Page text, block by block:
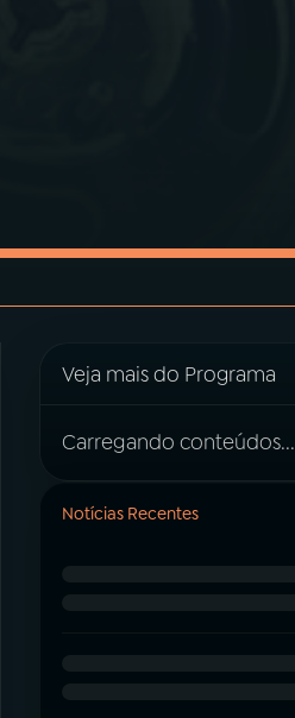
Veja mais do Programa
Carregando conteúdos...
Notícias Recentes